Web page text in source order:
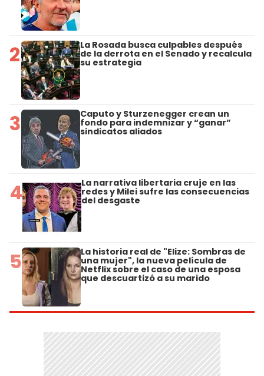
2 La Rosada busca culpables después
de la derrota en el Senado y recalcula
su estrategia
3 Caputo y Sturzenegger crean un
fondo para indemnizar y “ganar”
sindicatos aliados
4 La narrativa libertaria cruje en las
redes y Milei sufre las consecuencias
del desgaste
5 La historia real de "Elize: Sombras de
una mujer", la nueva película de
Netflix sobre el caso de una esposa
que descuartizó a su marido